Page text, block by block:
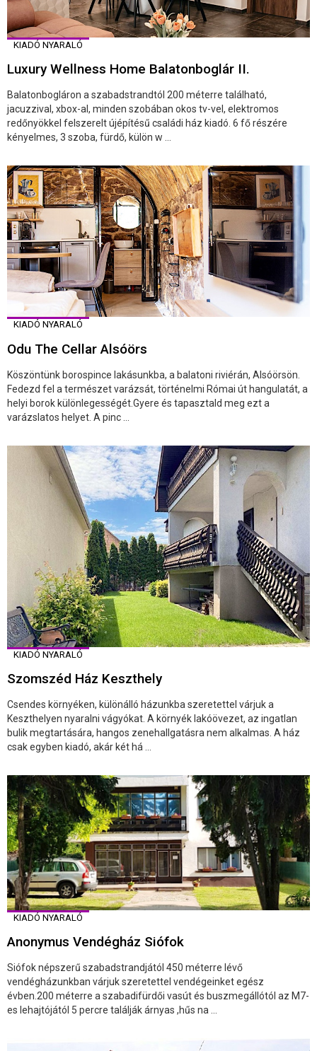
KIADÓ NYARALÓ
Luxury Wellness Home Balatonboglár II.
Balatonbogláron a szabadstrandtól 200 méterre található,
jacuzzival, xbox-al, minden szobában okos tv-vel, elektromos
redőnyökkel felszerelt újépítésű családi ház kiadó. 6 fő részére
kényelmes, 3 szoba, fürdő, külön w ...
KIADÓ NYARALÓ
Odu The Cellar Alsóörs
Köszöntünk borospince lakásunkba, a balatoni riviérán, Alsóörsön.
Fedezd fel a természet varázsát, történelmi Római út hangulatát, a
helyi borok különlegességét.Gyere és tapasztald meg ezt a
varázslatos helyet. A pinc ...
KIADÓ NYARALÓ
Szomszéd Ház Keszthely
Csendes környéken, különálló házunkba szeretettel várjuk a
Keszthelyen nyaralni vágyókat. A környék lakóövezet, az ingatlan
bulik megtartására, hangos zenehallgatásra nem alkalmas. A ház
csak egyben kiadó, akár két há ...
KIADÓ NYARALÓ
Anonymus Vendégház Siófok
Siófok népszerű szabadstrandjától 450 méterre lévő
vendégházunkban várjuk szeretettel vendégeinket egész
évben.200 méterre a szabadifürdői vasút és buszmegállótól az M7-
es lehajtójától 5 percre találják árnyas ,hűs na ...